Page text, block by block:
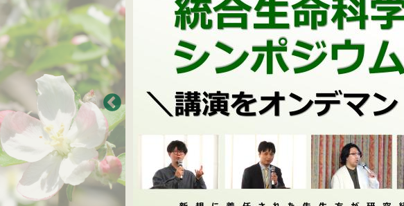
移
動